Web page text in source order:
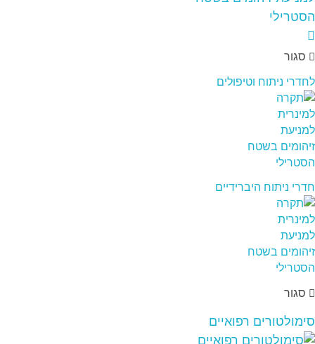
סגור
לחדרי ניתוח וטיפולים
חדרי ניתוח היברידיים
סגור
סימולטורים רפואיים